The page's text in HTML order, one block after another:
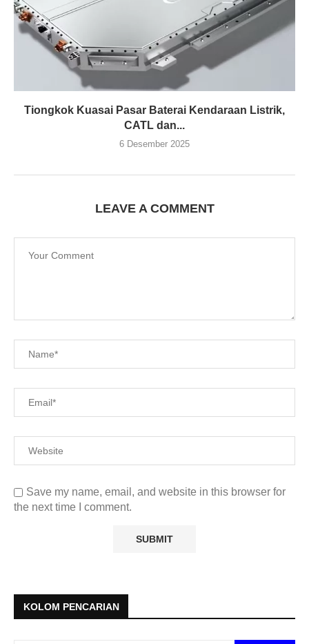
Tiongkok Kuasai Pasar Baterai Kendaraan Listrik,
CATL dan...
6 Desember 2025
LEAVE A COMMENT
Save my name, email, and website in this browser for
the next time I comment.
KOLOM PENCARIAN